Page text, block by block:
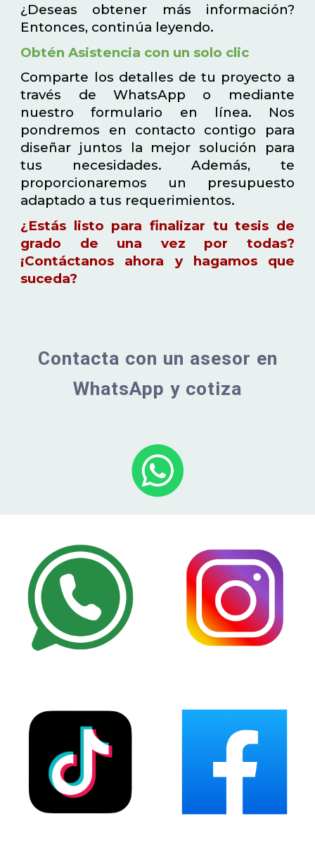
¿Deseas obtener más información?
Entonces, continúa leyendo.
Obtén Asistencia con un solo clic
Comparte los detalles de tu proyecto a
través de WhatsApp o mediante
nuestro formulario en línea. Nos
pondremos en contacto contigo para
diseñar juntos la mejor solución para
tus necesidades. Además, te
proporcionaremos un presupuesto
adaptado a tus requerimientos.
¿Estás listo para finalizar tu tesis de
grado de una vez por todas?
¡Contáctanos ahora y hagamos que
suceda?
Contacta con un asesor en
WhatsApp y cotiza